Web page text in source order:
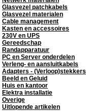
Glasvezel patchkabels
Glasvezel materialen
Cable management
Kasten en accessoires
230V en UPS
Gereedschap
Randapparatuur
PC en Server onderdelen
Verleng- en aansluitkabels
Adapters - (Verloop)stekkers
Beeld en Geluid
Huis en kantoor
Elektra installatie
Overige
Uitlopende artikelen